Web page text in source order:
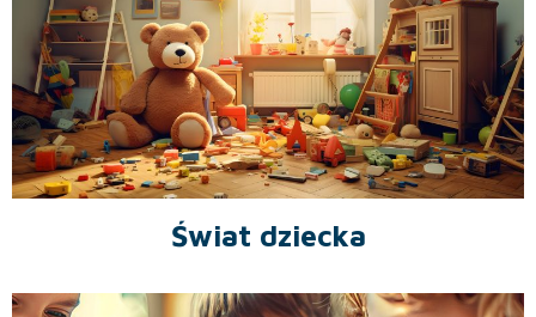
Świat dziecka